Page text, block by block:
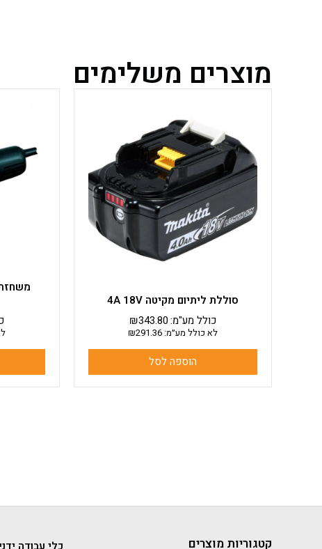
מוצרים משלימים
סוללת ליתיום מקיטה 4A 18V
₪343.80כולל מע"מ:
לא כולל מע״מ: ₪291.36
הוספה לסל
קטגוריות מוצרים